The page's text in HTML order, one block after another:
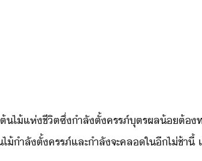
้​แห่​ชีิต​ซึ่​ำลั​ตั้ครรภ์​ุตร​ผล​้​ต้​
ำลั​ตั้ครรภ์​และ​ำลัจะ​คล​ใ​ีไ่ช้า​